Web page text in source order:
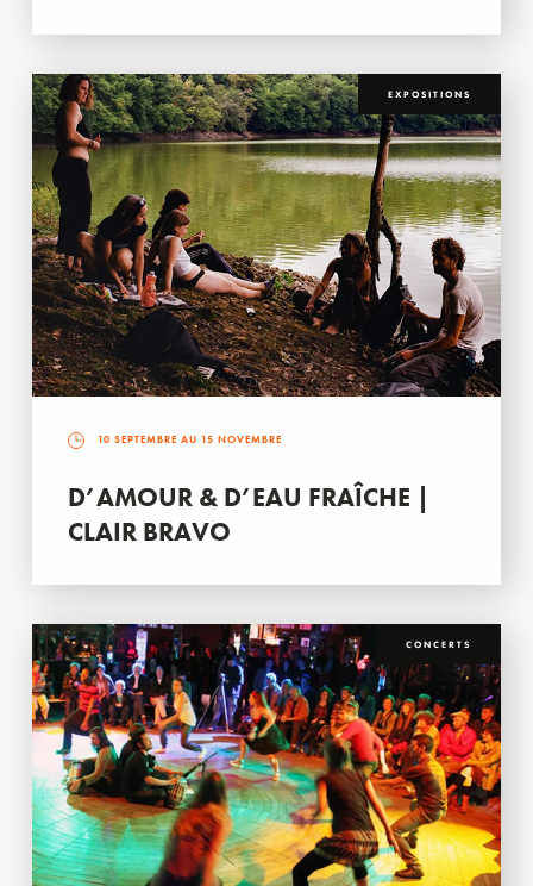
EXPOSITIONS
10 SEPTEMBRE AU 15 NOVEMBRE
D’AMOUR & D’EAU FRAÎCHE |
CLAIR BRAVO
CONCERTS